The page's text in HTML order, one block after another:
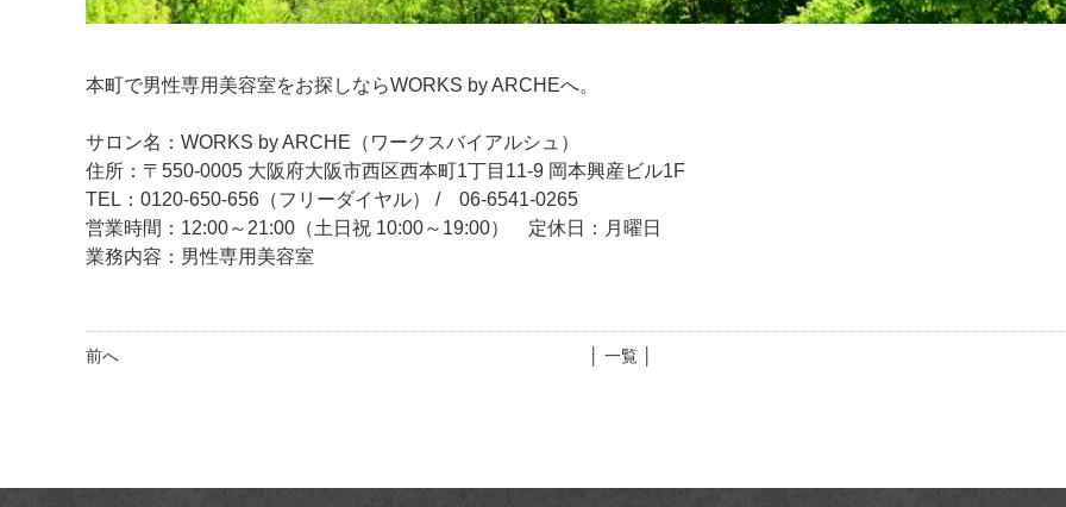
本町で男性専用美容室をお探しならWORKS by ARCHEへ。
サロン名：WORKS by ARCHE（ワークスバイアルシュ）
住所：〒550-0005 大阪府大阪市西区西本町1丁目11-9 岡本興産ビル1F
TEL：0120-650-656（フリーダイヤル） / 06-6541-0265
営業時間：12:00～21:00（土日祝 10:00～19:00） 定休日：月曜日
業務内容：男性専用美容室
前へ │ 一覧 │